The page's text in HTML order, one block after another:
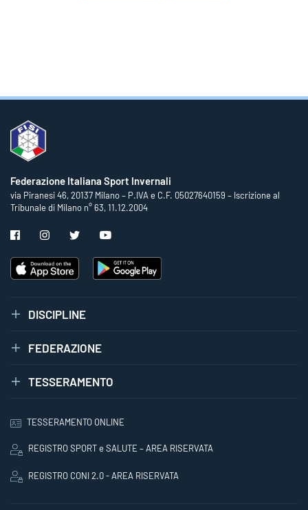
Federazione Italiana Sport Invernali
via Piranesi 46, 20137 Milano – P.IVA e C.F. 05027640159 – Iscrizione al
Tribunale di Milano n° 63, 11.12.2004
DISCIPLINE
FEDERAZIONE
TESSERAMENTO
TESSERAMENTO ONLINE
REGISTRO SPORT e SALUTE – AREA RISERVATA
REGISTRO CONI 2.0 - AREA RISERVATA